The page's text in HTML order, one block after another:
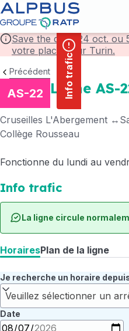
principal
Save the date! 24 oct. ou
votre place pour Turin.
Info trafic
Précédent
AS-22 Ligne AS-
Cruseilles L'Abergement
Collège Rousseau
Fonctionne du lundi au
Info trafic
La ligne circule
HorairesPlan de la ligne
Je recherche un horaire
Veuillez sélectionner un
Date
Panneau de gestion des